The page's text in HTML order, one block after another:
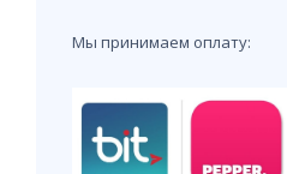
Мы принимаем оплату: